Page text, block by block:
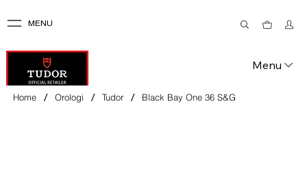
MENU
Menu
Home / Orologi / Tudor / Black Bay One 36 S&G